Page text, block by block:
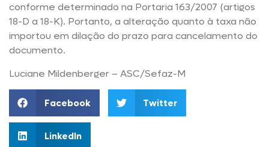
conforme determinado na Portaria 163/2007 (artigos
18-D a 18-K). Portanto, a alteração quanto à taxa não
importou em dilação do prazo para cancelamento do
documento.
Luciane Mildenberger – ASC/Sefaz-M
Facebook Twitter
LinkedIn